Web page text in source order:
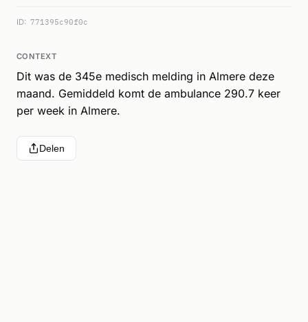
ID: 771395c90f0c
CONTEXT
Dit was de 345e medisch melding in Almere deze
maand. Gemiddeld komt de ambulance 290.7 keer
per week in Almere.
Delen